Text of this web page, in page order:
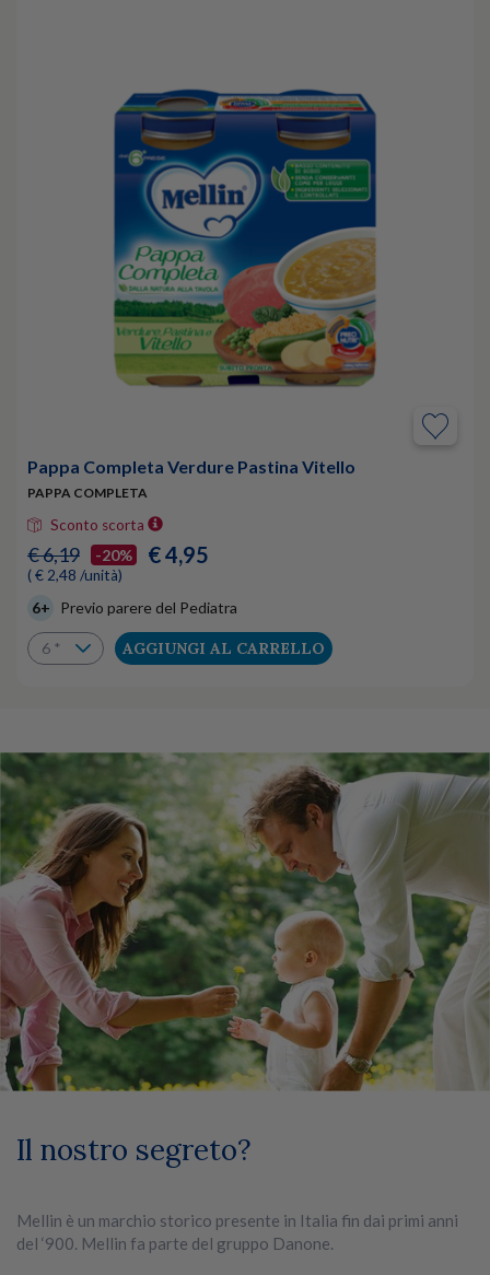
Pappa Completa Verdure Pastina Vitello
PAPPA COMPLETA
Sconto scorta
€ 6,19 -20% € 4,95
( € 2,48 /unità)
6+ Previo parere del Pediatra
AGGIUNGI AL CARRELLO
Il nostro segreto?
Mellin è un marchio storico presente in Italia fin dai primi anni
del ‘900. Mellin fa parte del gruppo Danone.